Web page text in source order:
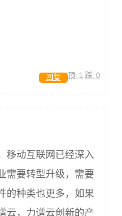
顶: 1 踩: 0
回复
移动互联网已经深入
需要转型升级，需要
的种类也更多，如果
云，力谱云创新的产